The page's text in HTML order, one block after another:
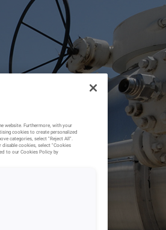
website. Furthermore, with your
cookies to create personalized
categories, select "Reject All".
disable cookies, select "Cookies
to our Cookies Policy by